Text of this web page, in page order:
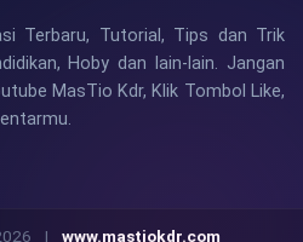
Terbaru, Tutorial, Tips dan Trik
Hoby dan lain-lain. Jangan
MasTio Kdr, Klik Tombol Like,
| www.mastiokdr.com